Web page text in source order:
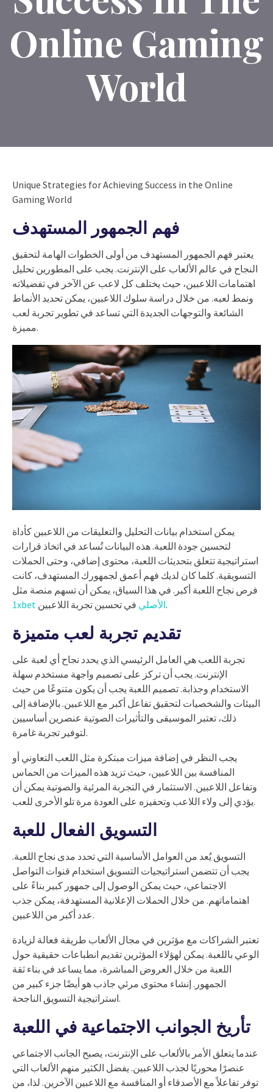
Online Gaming
World
Unique Strategies for Achieving Success in the Online
Gaming World
فهم الجمهور المستهدف
يعتبر فهم الجمهور المستهدف من أولى الخطوات الهامة لتحقيق
النجاح في عالم الألعاب على الإنترنت. يجب على المطورين تحليل
اهتمامات اللاعبين، حيث يختلف كل لاعب عن الآخر في تفضيلاته
ونمط لعبه. من خلال دراسة سلوك اللاعبين، يمكن تحديد الأنماط
الشائعة والتوجهات الجديدة التي تساعد في تطوير تجربة لعب
مميزة.
يمكن استخدام بيانات التحليل والتعليقات من اللاعبين كأداة
لتحسين جودة اللعبة. هذه البيانات تُساعد في اتخاذ قرارات
استراتيجية تتعلق بتحديثات اللعبة، محتوى إضافي، وحتى الحملات
التسويقية. كلما كان لديك فهم أعمق لجمهورك المستهدف، كانت
فرص نجاح اللعبة أكبر. في هذا السياق، يمكن أن تسهم منصة مثل
1xbet الأصليفي تحسين تجربة اللاعبين.
تقديم تجربة لعب متميزة
تجربة اللعب هي العامل الرئيسي الذي يحدد نجاح أي لعبة على
الإنترنت. يجب أن تركز على تصميم واجهة مستخدم سهلة
الاستخدام وجذابة. تصميم اللعبة يجب أن يكون متنوعًا من حيث
البيئات والشخصيات لتحقيق تفاعل أكبر مع اللاعبين. بالإضافة إلى
ذلك، تعتبر الموسيقى والتأثيرات الصوتية عنصرين أساسيين
لتوفير تجربة غامرة.
يجب النظر في إضافة ميزات مبتكرة مثل اللعب التعاوني أو
المنافسة بين اللاعبين، حيث تزيد هذه الميزات من الحماس
وتفاعل اللاعبين. الاستثمار في التجربة المرئية والصوتية يمكن أن
يؤدي إلى ولاء اللاعب وتحفيزه على العودة مرة تلو الأخرى للعب.
التسويق الفعال للعبة
التسويق يُعد من العوامل الأساسية التي تحدد مدى نجاح اللعبة.
يجب أن تتضمن استراتيجيات التسويق استخدام قنوات التواصل
الاجتماعي، حيث يمكن الوصول إلى جمهور كبير بناءً على
اهتماماتهم. من خلال الحملات الإعلانية المستهدفة، يمكن جذب
عدد أكبر من اللاعبين.
تعتبر الشراكات مع مؤثرين في مجال الألعاب طريقة فعالة لزيادة
الوعي باللعبة. يمكن لهؤلاء المؤثرين تقديم انطباعات حقيقية حول
اللعبة من خلال العروض المباشرة، مما يساعد في بناء ثقة
الجمهور. إنشاء محتوى مرئي جاذب هو أيضًا جزء كبير من
استراتيجية التسويق الناجحة.
تأريخ الجوانب الاجتماعية في اللعبة
عندما يتعلق الأمر بالألعاب على الإنترنت، يصبح الجانب الاجتماعي
عنصرًا محوريًا لجذب اللاعبين. يفضل الكثير منهم الألعاب التي
توفر تفاعلاً مع الأصدقاء أو المنافسة مع اللاعبين الآخرين. لذا، من